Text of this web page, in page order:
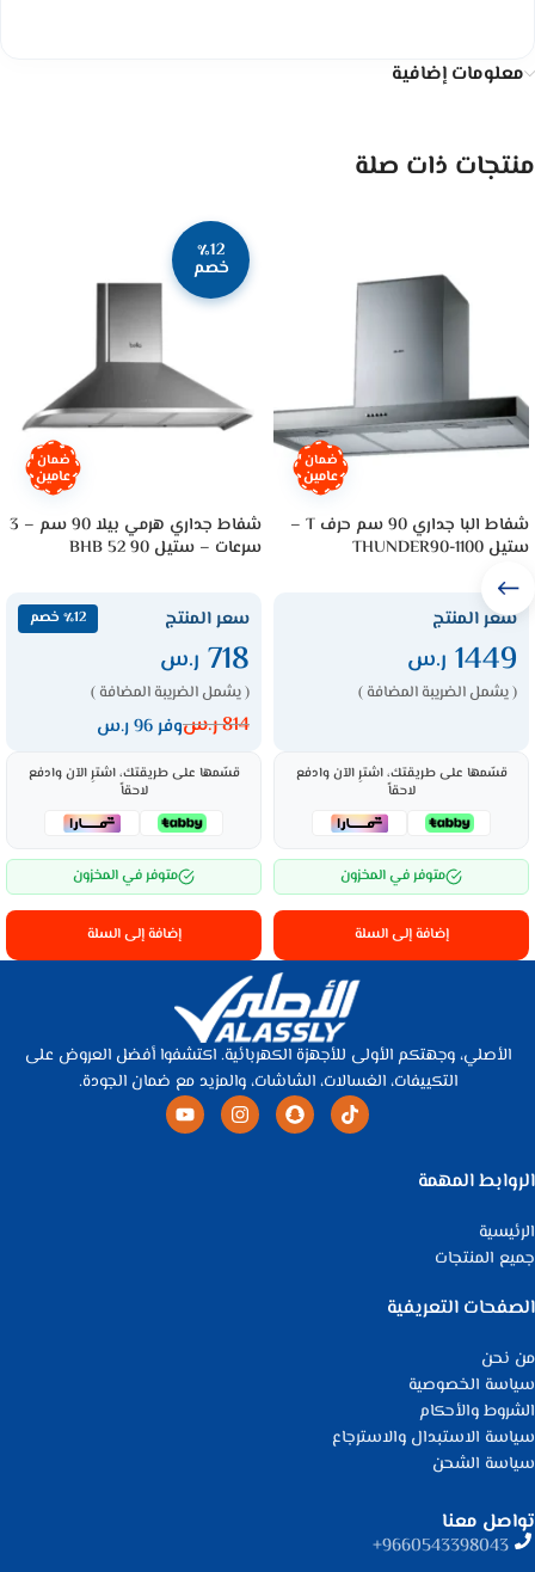
معلومات إضافية
منتجات ذات صلة
ضمان
عامين
شفاط البا جداري 90 سم حرف T –
ستيل THUNDER90-1100
سعر المنتج
1449 ر.س
( يشمل الضريبة المضافة )
قسّمها على طريقتك، اشترِ الآن وادفع
لاحقاً
متوفر في المخزون
إضافة إلى السلة
٪12
خصم
ضمان
عامين
شفاط جداري هرمي بيلا 90 سم – 3
سرعات – ستيل BHB 52 90
سعر المنتج ٪12 خصم
718 ر.س
( يشمل الضريبة المضافة )
814ر.سوفر 96 ر.س
قسّمها على طريقتك، اشترِ الآن وادفع
لاحقاً
متوفر في المخزون
إضافة إلى السلة
الأصلي، وجهتكم الأولى للأجهزة الكهربائية. اكتشفوا أفضل العروض على
التكييفات، الغسالات، الشاشات، والمزيد مع ضمان الجودة.
الروابط المهمة
الرئيسية
جميع المنتجات
الصفحات التعريفية
من نحن
سياسة الخصوصية
الشروط والأحكام
سياسة الاستبدال والاسترجاع
سياسة الشحن
تواصل معنا
9660543398043⁩+